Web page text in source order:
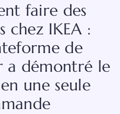
faire des
chez IKEA :
de
a démontré le
une seule